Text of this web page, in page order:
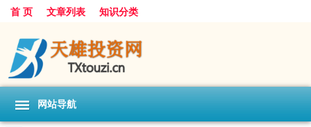
首 页 文章列表 知识分类
网站导航